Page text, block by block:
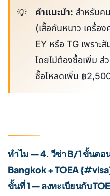
คำแนะนำ: สำหรับค
(เสื้อกันหนาว เครื่อ
EY หรือ TG เพราะ
โดยไม่ต้องซื้อเพิ่ม
ซื้อโหลดเพิ่ม ฿
ทำไม — 4. วีซ่า B/1 ขั้นตอ
Bangkok + TOEA
ขั้นที่ 1 — ลงทะเบียนกับ